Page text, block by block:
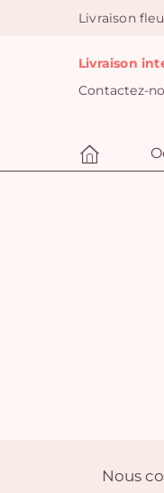
Livraison
Livraison
Contactez-
Nous